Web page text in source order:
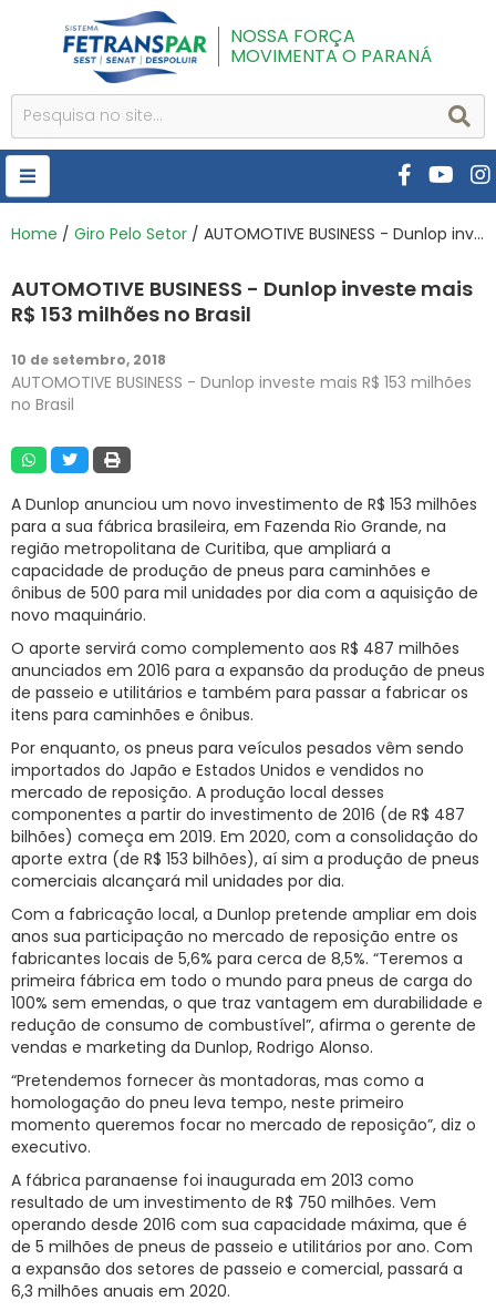
NOSSA FORÇA
MOVIMENTA O PARANÁ
HOME
PUBLICAÇÕES
CURSOS E EVENTOS
SEST SENAT
RNTRC
CONTATO
Home / Giro Pelo Setor / AUTOMOTIVE BUSINESS - Dunlop investe mais R$ 153 milhões no Brasil
AUTOMOTIVE BUSINESS - Dunlop investe mais
R$ 153 milhões no Brasil
10 de setembro, 2018
AUTOMOTIVE BUSINESS - Dunlop investe mais R$ 153 milhões
no Brasil
A Dunlop anunciou um novo investimento de R$ 153 milhões
para a sua fábrica brasileira, em Fazenda Rio Grande, na
região metropolitana de Curitiba, que ampliará a
capacidade de produção de pneus para caminhões e
ônibus de 500 para mil unidades por dia com a aquisição de
novo maquinário.
O aporte servirá como complemento aos R$ 487 milhões
anunciados em 2016 para a expansão da produção de pneus
de passeio e utilitários e também para passar a fabricar os
itens para caminhões e ônibus.
Por enquanto, os pneus para veículos pesados vêm sendo
importados do Japão e Estados Unidos e vendidos no
mercado de reposição. A produção local desses
componentes a partir do investimento de 2016 (de R$ 487
bilhões) começa em 2019. Em 2020, com a consolidação do
aporte extra (de R$ 153 bilhões), aí sim a produção de pneus
comerciais alcançará mil unidades por dia.
Com a fabricação local, a Dunlop pretende ampliar em dois
anos sua participação no mercado de reposição entre os
fabricantes locais de 5,6% para cerca de 8,5%. “Teremos a
primeira fábrica em todo o mundo para pneus de carga do
100% sem emendas, o que traz vantagem em durabilidade e
redução de consumo de combustível”, afirma o gerente de
vendas e marketing da Dunlop, Rodrigo Alonso.
“Pretendemos fornecer às montadoras, mas como a
homologação do pneu leva tempo, neste primeiro
momento queremos focar no mercado de reposição”, diz o
executivo.
A fábrica paranaense foi inaugurada em 2013 como
resultado de um investimento de R$ 750 milhões. Vem
operando desde 2016 com sua capacidade máxima, que é
de 5 milhões de pneus de passeio e utilitários por ano. Com
a expansão dos setores de passeio e comercial, passará a
6,3 milhões anuais em 2020.